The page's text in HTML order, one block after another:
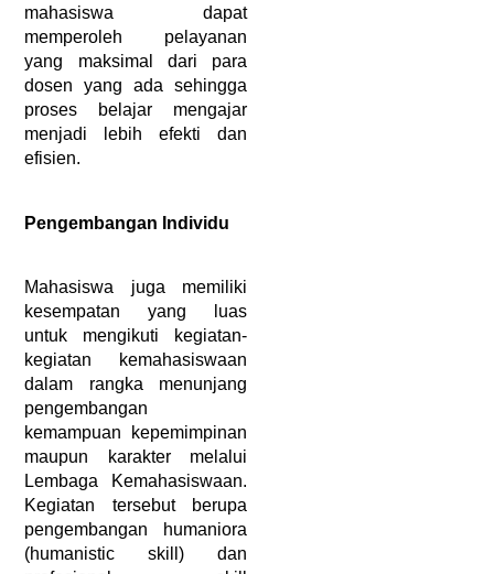
mahasiswa dapat
memperoleh pelayanan
yang maksimal dari para
dosen yang ada sehingga
proses belajar mengajar
menjadi lebih efekti dan
efisien.
Pengembangan Individu
Mahasiswa juga memiliki
kesempatan yang luas
untuk mengikuti kegiatan-
kegiatan kemahasiswaan
dalam rangka menunjang
pengembangan
kemampuan kepemimpinan
maupun karakter melalui
Lembaga Kemahasiswaan.
Kegiatan tersebut berupa
pengembangan humaniora
(humanistic skill) dan